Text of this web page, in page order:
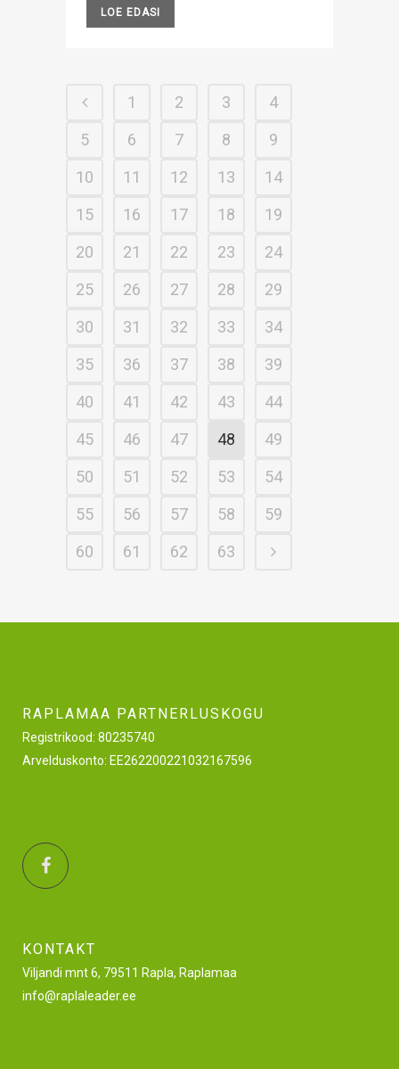
LOE EDASI
1 2 3
4
5
6 7 8
9
10
11 12 13
14
15
16 17 18
19
20
21 22 23
24
25
26 27 28
29
30
31 32 33
34
35
36 37 38
39
40
41 42 43
44
45
46 47 48
49
50
51 52 53
54
55
56 57 58
59
60
61 62 63
RAPLAMAA PARTNERLUSKOGU
Registrikood: 80235740
Arvelduskonto: EE262200221032167596
KONTAKT
Viljandi mnt 6, 79511 Rapla, Raplamaa
info@raplaleader.ee